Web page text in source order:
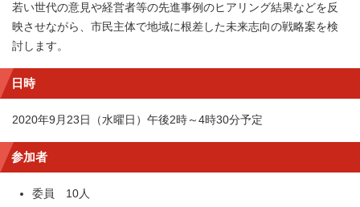
若い世代の意見や経営者等の先進事例のヒアリング結果などを反
映させながら、市民主体で地域に根差した未来志向の戦略案を検
討します。
日時
2020年9月23日（水曜日）午後2時～4時30分予定
参加者
委員 10人